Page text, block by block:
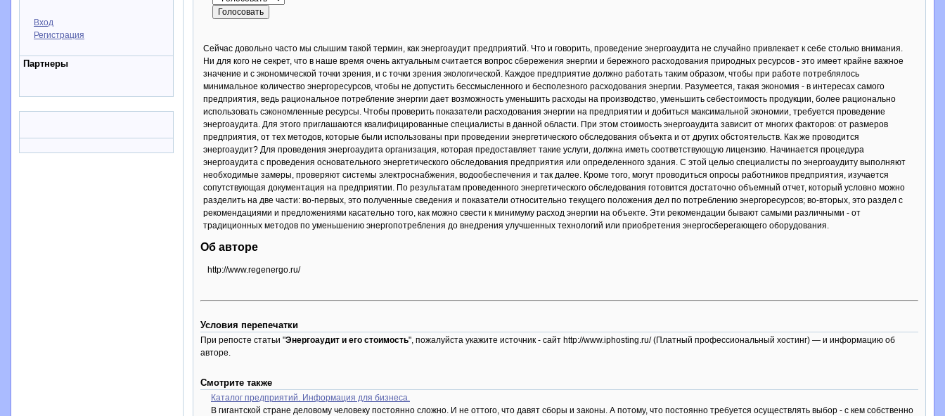
Вход
Регистрация
Партнеры
Сейчас довольно часто мы слышим такой термин, как энергоаудит предприятий. Что и говорить, проведение энергоаудита не случайно привлекает к себе столько внимания.
Ни для кого не секрет, что в наше время очень актуальным считается вопрос сбережения энергии и бережного расходования природных ресурсов - это имеет крайне важное
значение и с экономической точки зрения, и с точки зрения экологической. Каждое предприятие должно работать таким образом, чтобы при работе потреблялось
минимальное количество энергоресурсов, чтобы не допустить бессмысленного и бесполезного расходования энергии. Разумеется, такая экономия - в интересах самого
предприятия, ведь рациональное потребление энергии дает возможность уменьшить расходы на производство, уменьшить себестоимость продукции, более рационально
использовать сэкономленные ресурсы. Чтобы проверить показатели расходования энергии на предприятии и добиться максимальной экономии, требуется проведение
энергоаудита. Для этого приглашаются квалифицированные специалисты в данной области. При этом стоимость энергоаудита зависит от многих факторов: от размеров
предприятия, от тех методов, которые были использованы при проведении энергетического обследования объекта и от других обстоятельств. Как же проводится
энергоаудит? Для проведения энергоаудита организация, которая предоставляет такие услуги, должна иметь соответствующую лицензию. Начинается процедура
энергоаудита с проведения основательного энергетического обследования предприятия или определенного здания. С этой целью специалисты по энергоаудиту выполняют
необходимые замеры, проверяют системы электроснабжения, водообеспечения и так далее. Кроме того, могут проводиться опросы работников предприятия, изучается
сопутствующая документация на предприятии. По результатам проведенного энергетического обследования готовится достаточно объемный отчет, который условно можно
разделить на две части: во-первых, это полученные сведения и показатели относительно текущего положения дел по потреблению энергоресурсов; во-вторых, это раздел с
рекомендациями и предложениями касательно того, как можно свести к минимуму расход энергии на объекте. Эти рекомендации бывают самыми различными - от
традиционных методов по уменьшению энергопотребления до внедрения улучшенных технологий или приобретения энергосберегающего оборудования.
Об авторе
http://www.regenergo.ru/
Условия перепечатки
При репосте статьи "Энергоаудит и его стоимость", пожалуйста укажите источник - сайт http://www.iphosting.ru/ (Платный профессиональный хостинг) — и информацию об
авторе.
Смотрите также
Каталог предприятий. Информация для бизнеса.
В гигантской стране деловому человеку постоянно сложно. И не оттого, что давят сборы и законы. А потому, что постоянно требуется осуществлять выбор - с кем собственно